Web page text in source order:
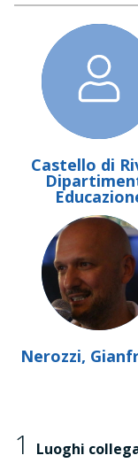
Castello di
Nerozzi,
1 Luoghi